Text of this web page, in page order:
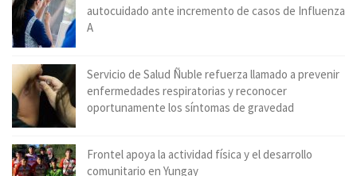
autocuidado ante incremento de casos de Influenza
A
Servicio de Salud Ñuble refuerza llamado a prevenir
enfermedades respiratorias y reconocer
oportunamente los síntomas de gravedad
Frontel apoya la actividad física y el desarrollo
comunitario en Yungay